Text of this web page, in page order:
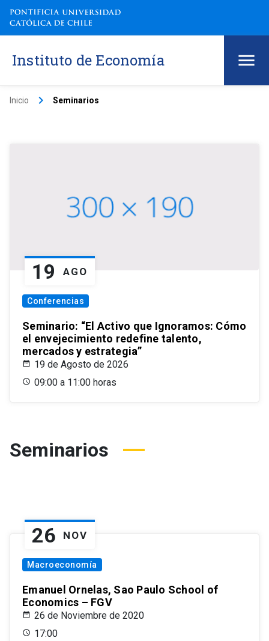
Instituto de Economía
Inicio keyboard_arrow_right Seminarios
19 AGO
Conferencias
Seminario: “El Activo que Ignoramos: Cómo
el envejecimiento redefine talento,
mercados y estrategia”
19 de Agosto de 2026
09:00 a 11:00 horas
Seminarios
26 NOV
Macroeconomía
Emanuel Ornelas, Sao Paulo School of
Economics – FGV
26 de Noviembre de 2020
17:00